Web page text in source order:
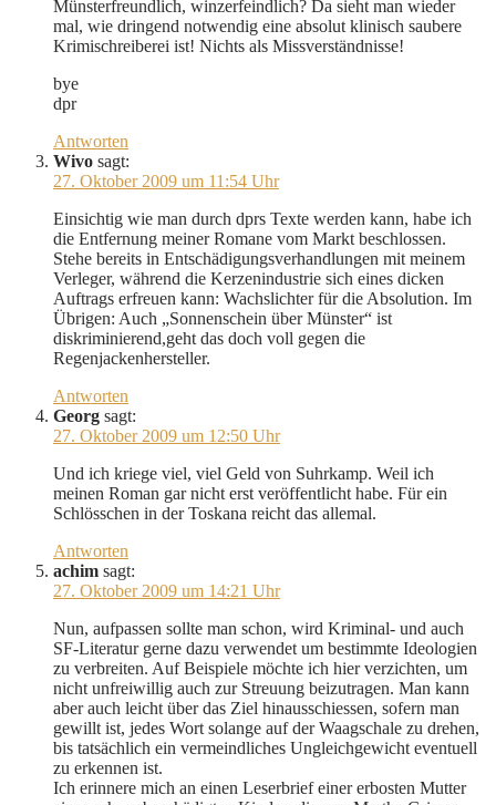
Münsterfreundlich, winzerfeindlich? Da sieht man wieder
mal, wie dringend notwendig eine absolut klinisch saubere
Krimischreiberei ist! Nichts als Missverständnisse!
bye
dpr
Antworten
Wivo sagt:
27. Oktober 2009 um 11:54 Uhr
Einsichtig wie man durch dprs Texte werden kann, habe ich
die Entfernung meiner Romane vom Markt beschlossen.
Stehe bereits in Entschädigungsverhandlungen mit meinem
Verleger, während die Kerzenindustrie sich eines dicken
Auftrags erfreuen kann: Wachslichter für die Absolution. Im
Übrigen: Auch „Sonnenschein über Münster“ ist
diskriminierend,geht das doch voll gegen die
Regenjackenhersteller.
Antworten
Georg sagt:
27. Oktober 2009 um 12:50 Uhr
Und ich kriege viel, viel Geld von Suhrkamp. Weil ich
meinen Roman gar nicht erst veröffentlicht habe. Für ein
Schlösschen in der Toskana reicht das allemal.
Antworten
achim sagt:
27. Oktober 2009 um 14:21 Uhr
Nun, aufpassen sollte man schon, wird Kriminal- und auch
SF-Literatur gerne dazu verwendet um bestimmte Ideologien
zu verbreiten. Auf Beispiele möchte ich hier verzichten, um
nicht unfreiwillig auch zur Streuung beizutragen. Man kann
aber auch leicht über das Ziel hinausschiessen, sofern man
gewillt ist, jedes Wort solange auf der Waagschale zu drehen,
bis tatsächlich ein vermeindliches Ungleichgewicht eventuell
zu erkennen ist.
Ich erinnere mich an einen Leserbrief einer erbosten Mutter